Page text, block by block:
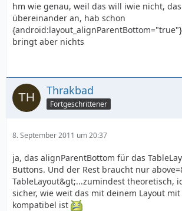
hm wie genau, weil das will iwie nicht,
übereinander an, hab schon
bringt aber nichts
Thrakbad
Fortgeschrittener
8. September 2011 um 20:37
ja, das alignParentBottom für das
Buttons. Und der Rest braucht nur
TableLayout&gt;...zumindest theoretisch,
sicher, wie weit das mit deinem Layout
kompatibel ist